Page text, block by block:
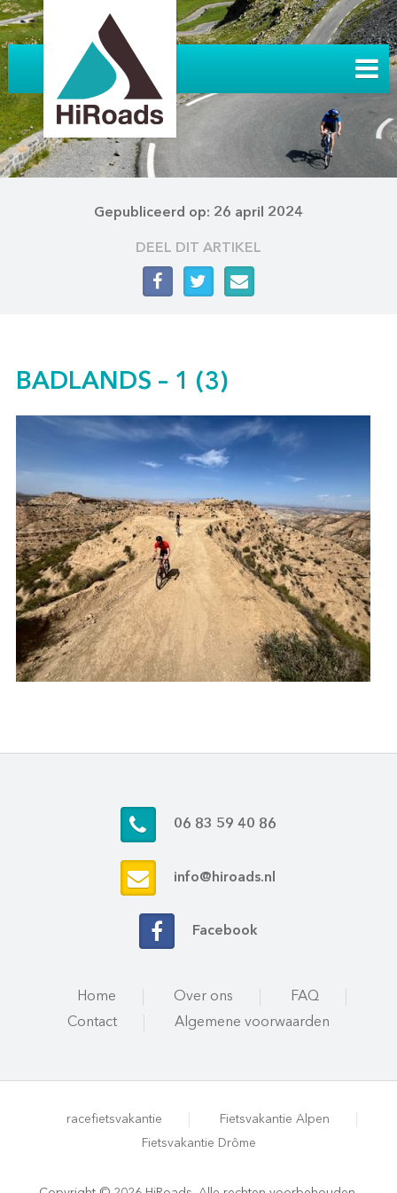
Gepubliceerd op: 26 april 2024
DEEL DIT ARTIKEL
BADLANDS – 1 (3)
06 83 59 40 86
info@hiroads.nl
Facebook
Home Over ons
FAQ
Contact
Algemene voorwaarden
racefietsvakantie
Fietsvakantie Alpen
Fietsvakantie Drôme